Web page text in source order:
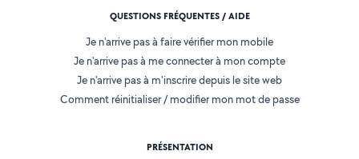
QUESTIONS FRÉQUENTES / AIDE
Je n'arrive pas à faire vérifier mon mobile
Je n'arrive pas à me connecter à mon compte
Je n'arrive pas à m'inscrire depuis le site web
Comment réinitialiser / modifier mon mot de passe
PRÉSENTATION